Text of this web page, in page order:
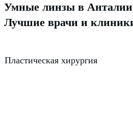
Умные линзы в
Лучшие врачи и
Пластическая хирургия